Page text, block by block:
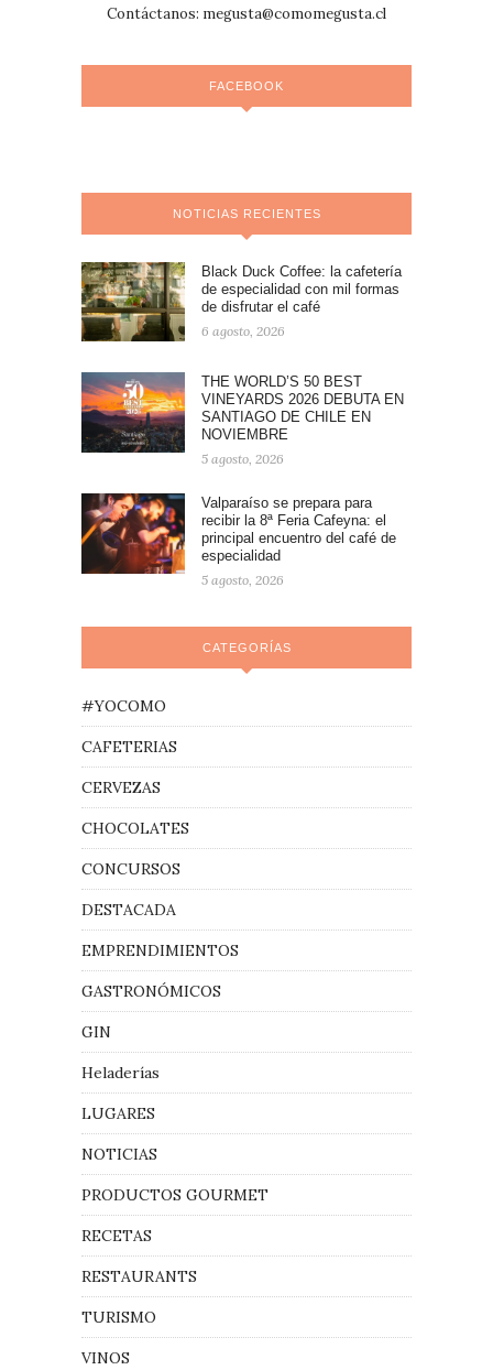
Contáctanos: megusta@comomegusta.cl
FACEBOOK
NOTICIAS RECIENTES
Black Duck Coffee: la cafetería
de especialidad con mil formas
de disfrutar el café
6 agosto, 2026
THE WORLD’S 50 BEST
VINEYARDS 2026 DEBUTA EN
SANTIAGO DE CHILE EN
NOVIEMBRE
5 agosto, 2026
Valparaíso se prepara para
recibir la 8ª Feria Cafeyna: el
principal encuentro del café de
especialidad
5 agosto, 2026
CATEGORÍAS
#YOCOMO
CAFETERIAS
CERVEZAS
CHOCOLATES
CONCURSOS
DESTACADA
EMPRENDIMIENTOS
GASTRONÓMICOS
GIN
Heladerías
LUGARES
NOTICIAS
PRODUCTOS GOURMET
RECETAS
RESTAURANTS
TURISMO
VINOS